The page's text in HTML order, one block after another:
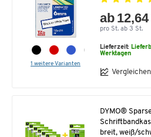
1 weitere Varianten
ab 12,64
pro St. ab 3 St.
Lieferzeit:
Werktagen
Vergleichen
DYMO®
breit, weiß/